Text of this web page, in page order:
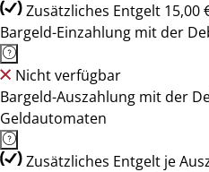
Zusätzliches Entgelt 15,00
Bargeld-Einzahlung mit der
Nicht verfügbar
Bargeld-Auszahlung mit der
Geldautomaten
Zusätzliches Entgelt je